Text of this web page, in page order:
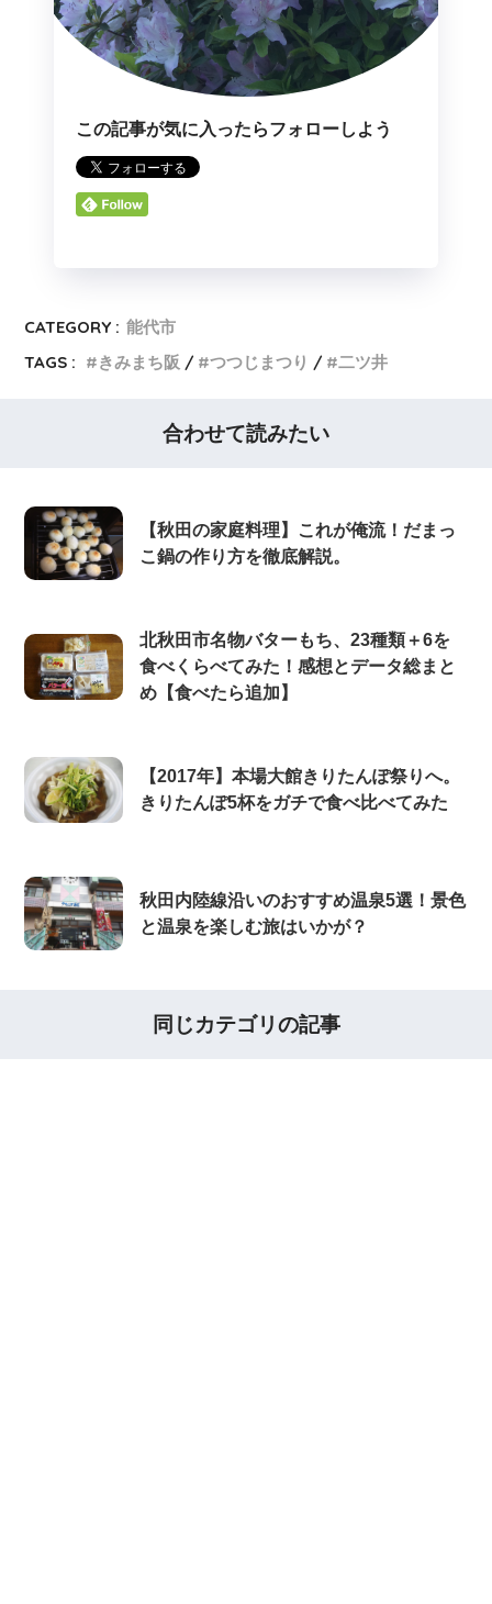
この記事が気に入ったらフォローしよう
CATEGORY : 能代市
TAGS :
きみまち阪 つつじまつり 二ツ井
合わせて読みたい
【秋田の家庭料理】これが俺流！だまっ
こ鍋の作り方を徹底解説。
北秋田市名物バターもち、23種類＋6を
食べくらべてみた！感想とデータ総まと
め【食べたら追加】
【2017年】本場大館きりたんぽ祭りへ。
きりたんぽ5杯をガチで食べ比べてみた
秋田内陸線沿いのおすすめ温泉5選！景色
と温泉を楽しむ旅はいかが？
同じカテゴリの記事